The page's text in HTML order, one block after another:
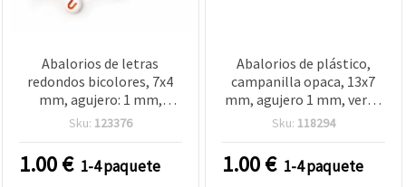
Abalorios de letras
redondos bicolores, 7x4
mm, agujero: 1 mm,
colores surtidos, 20 g
Sku: 123376
1.00€ 1-4 paquete
Abalorios de plástico,
campanilla opaca, 13x7
mm, agujero 1 mm, verde
– 20 g (~75 uds), para
pulseras, collares,
pendientes y decoración
Sku: 118294
1.00€ 1-4 paquete